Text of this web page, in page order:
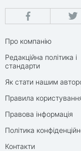
Про компанію
Редакційна політика і
стандарти
Як стати нашим
Правила
Правова інформація
Політика
Контакти